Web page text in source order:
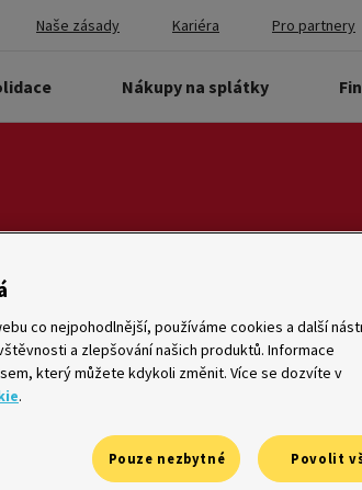
Naše zásady Kariéra Pro partnery
Nákupy na splátky
co nejpohodlnější, používáme cookies a další
a zlepšování našich produktů. Informace
který můžete kdykoli změnit. Více se dozvíte v
.
Pouze nezbytné Povolit